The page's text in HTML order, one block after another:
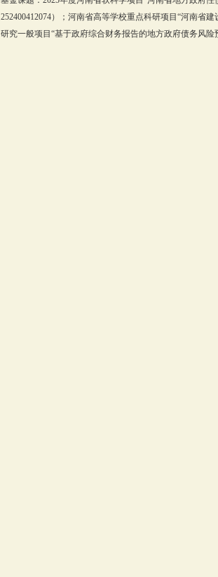
252400412074）；河南省高等学校重点科研项目“河南省
研究一般项目“基于政府综合财务报告的地方政府债务风